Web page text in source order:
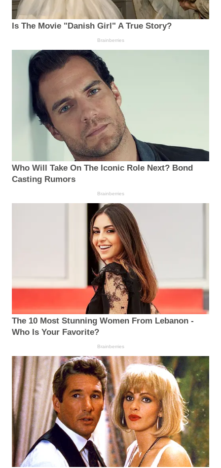
Is The Movie "Danish Girl" A True Story?
Brainberries
Who Will Take On The Iconic Role Next? Bond
Casting Rumors
Brainberries
The 10 Most Stunning Women From Lebanon -
Who Is Your Favorite?
Brainberries